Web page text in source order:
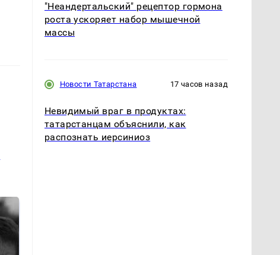
"Неандертальский" рецептор гормона
роста ускоряет набор мышечной
массы
Новости Татарстана 17 часов назад
Невидимый враг в продуктах:
татарстанцам объяснили, как
распознать иерсиниоз